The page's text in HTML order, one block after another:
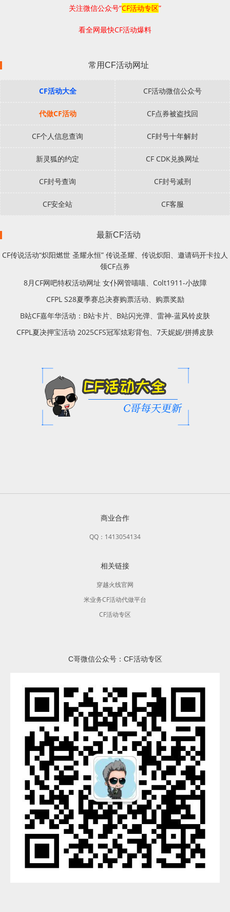
关注微信公众号“CF活动专区”
看全网最快CF活动爆料
常用CF活动网址
CF活动大全 CF活动微信公众号
代做CF活动 CF点券被盗找回
CF个人信息查询 CF封号十年解封
新灵狐的约定 CF CDK兑换网址
CF封号查询 CF封号减刑
CF安全站 CF客服
最新CF活动
CF传说活动“炽阳燃世 圣耀永恒” 传说圣耀、传说炽阳、邀请码开卡拉人
领CF点券
8月CF网吧特权活动网址 女仆网管喵喵、Colt1911-小故障
CFPL S28夏季赛总决赛购票活动、购票奖励
B站CF嘉年华活动：B站卡片、B站闪光弹、雷神-蓝风铃皮肤
CFPL夏决押宝活动 2025CFS冠军炫彩背包、7天妮妮/拼搏皮肤
商业合作
QQ：1413054134
相关链接
穿越火线官网
米业务CF活动代做平台
CF活动专区
C哥微信公众号：CF活动专区